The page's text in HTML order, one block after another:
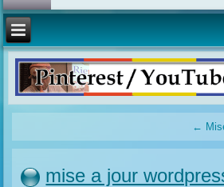
←
mise a jour